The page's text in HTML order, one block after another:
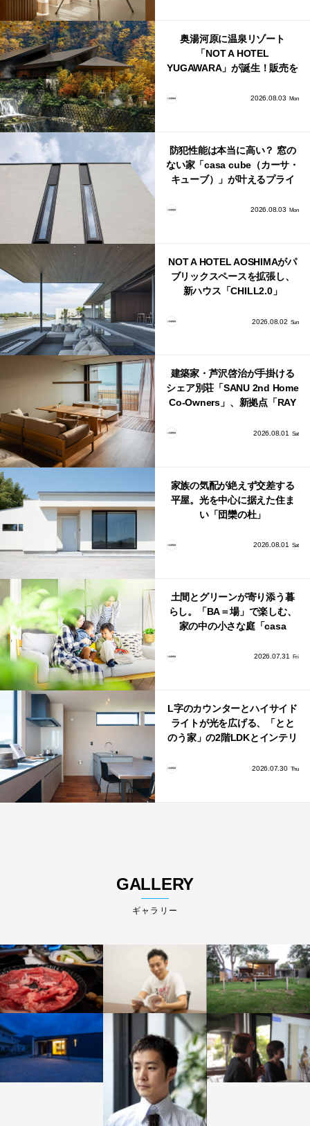
奥湯河原に温泉リゾート
「NOT A HOTEL
YUGAWARA」が誕生！販売を
2026.08.03 Mon
防犯性能は本当に高い？ 窓の
ない家「casa cube（カーサ・
キューブ）」が叶えるプライ
2026.08.03 Mon
NOT A HOTEL AOSHIMAがパ
ブリックスペースを拡張し、
新ハウス「CHILL2.0」
2026.08.02 Sun
建築家・芦沢啓治が手掛ける
シェア別荘「SANU 2nd Home
Co-Owners」、新拠点「RAY
2026.08.01 Sat
家族の気配が絶えず交差する
平屋。光を中心に据えた住ま
い「団欒の杜」
2026.08.01 Sat
土間とグリーンが寄り添う暮
らし。「BA＝場」で楽しむ、
家の中の小さな庭「casa
2026.07.31 Fri
L字のカウンターとハイサイド
ライトが光を広げる、「とと
のう家」の2階LDKとインテリ
2026.07.30 Thu
GALLERY
ギャラリー